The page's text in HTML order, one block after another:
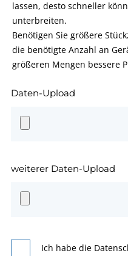
lassen, desto schneller
unterbreiten.
Benötigen Sie größere
die benötigte Anzahl an
größeren Mengen bessere
Daten-Upload
weiterer Daten-Upload
Ich habe die